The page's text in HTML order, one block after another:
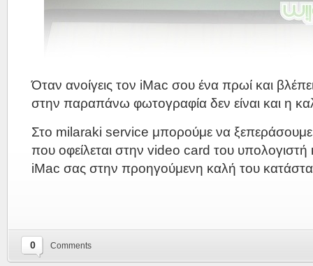
Όταν ανοίγεις τον iMac σου ένα πρωί και
στην παραπάνω φωτογραφία δεν είναι και η
Στο milaraki service μπορούμε να
που οφείλεται στην video card του υπολογιστή
iMac σας στην προηγούμενη καλή του
0 Comments